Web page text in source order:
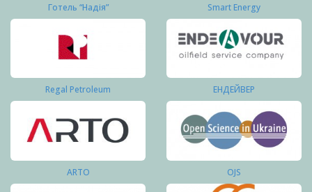
Готель “Надія” Smart Energy
Regal Petroleum ЕНДЕЙВЕР
ARTO OJS